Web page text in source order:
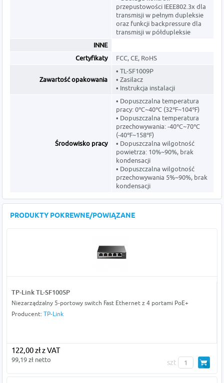
przepustowości IEEE802.3x dla
transmisji w pełnym dupleksie
oraz funkcji backpressure dla
transmisji w półdupleksie
INNE
Certyfikaty
FCC, CE, RoHS
Zawartość opakowania
• TL-SF1009P
• Zasilacz
• Instrukcja instalacji
Środowisko pracy
• Dopuszczalna temperatura
pracy: 0℃~40℃ (32℉~104℉)
• Dopuszczalna temperatura
przechowywania: -40℃~70℃
(-40℉~158℉)
• Dopuszczalna wilgotność
powietrza: 10%~90%, brak
kondensacji
• Dopuszczalna wilgotność
przechowywania 5%~90%, brak
kondensacji
PRODUKTY POKREWNE/POWIĄZANE
TP-Link TL-SF1005P
Niezarządzalny 5-portowy switch Fast Ethernet z 4 portami PoE+
Producent: TP-Link
122,00 zł z VAT
99,19 zł netto szt